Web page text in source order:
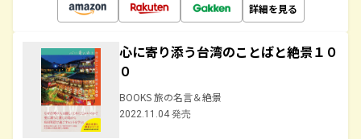
詳細を見る
心に寄り添う台湾のことばと絶景１０
０
BOOKS 旅の名言＆絶景
2022.11.04 発売